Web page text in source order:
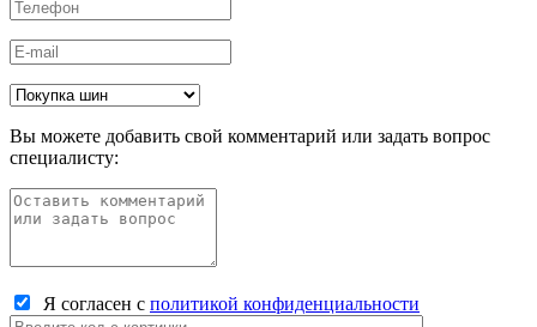
Вы можете добавить свой комментарий или задать вопрос
специалисту:
Я согласен с политикой конфиденциальности